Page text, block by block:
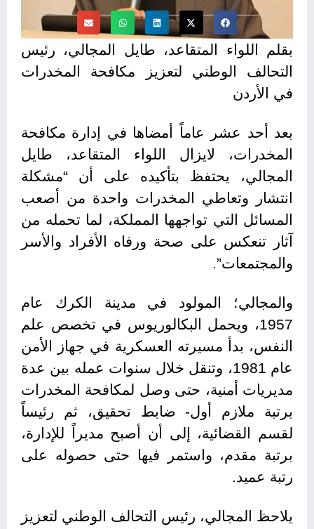
بقلم
اللواء المتقاعد، طايل المجالي، رئيس
التحالف الوطني لتعزيز مكافحة المخدرات
في الأردن
بعد أحد عشر عاماً أمضاها في إدارة مكافحة
المخدرات، لايزال اللواء المتقاعد، طايل
المجالي، يحتفظ بتأكيده على أن “مشكلة
انتشار وتعاطي المخدرات واحدة من أصعب
المسائل التي تواجهها المملكة، لما تحمله من
آثار تنعكس على صحة ورفاه الأفراد والأسر
والمجتمعات”.
والمجالي؛ المولود في مدينة الكرك عام
1957، ويحمل البكالوريوس في تخصص علم
النفس، بدأ مسيرته العسكرية في جهاز الأمن
عام 1981، وتنقل خلال سنوات عمله بين عدة
مديريات أمنية، حتى وصل لمكافحة المخدرات
برتبة ملازم أول- ضابط تحقيق، ثم رئيساً
لقسم القضائية، إلى أن أصبح مديراً للإدارة،
برتبة مقدم، واستمر فيها حتى حصوله على
رتبة عميد.
يلاحظ المجالي، رئيس التحالف الوطني لتعزيز